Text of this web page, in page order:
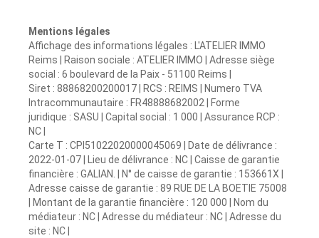
Mentions légales
Affichage des informations légales : L'ATELIER IMMO
Reims | Raison sociale : ATELIER IMMO | Adresse siège
social : 6 boulevard de la Paix - 51100 Reims |
Siret : 88868200200017 | RCS : REIMS | Numero TVA
Intracommunautaire : FR48888682002 | Forme
juridique : SASU | Capital social : 1 000 | Assurance RCP :
NC |
Carte T : CPI51022020000045069 | Date de délivrance :
2022-01-07 | Lieu de délivrance : NC | Caisse de garantie
financière : GALIAN. | N° de caisse de garantie : 153661X |
Adresse caisse de garantie : 89 RUE DE LA BOETIE 75008
| Montant de la garantie financière : 120 000 | Nom du
médiateur : NC | Adresse du médiateur : NC | Adresse du
site : NC |